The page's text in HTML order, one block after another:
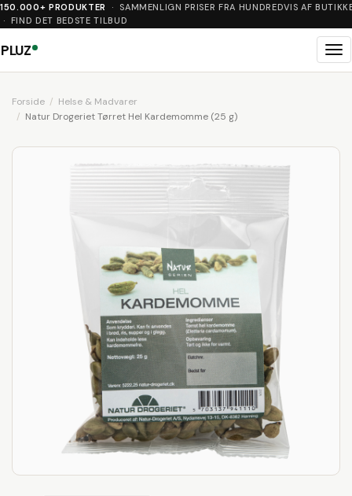
150.000+ PRODUKTER
· SAMMENLIGN PRISER FRA HUNDREDVIS AF
· FIND DET BEDSTE TILBUD
PLUZ
Forside
Helse & Madvarer
Natur Drogeriet Tørret Hel Kardemomme (25 g)